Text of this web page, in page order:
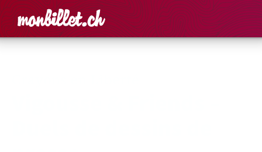
Accueil Rechercher un
Panier